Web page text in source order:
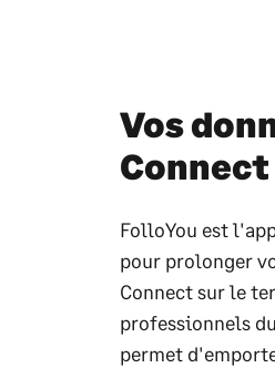
Vos
FolloYou est
pour prolonger
Connect sur le
professionnels
permet